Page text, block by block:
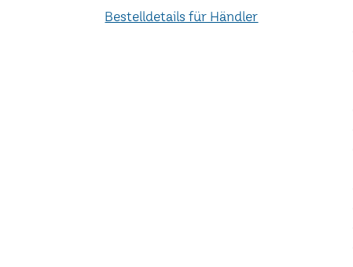
Bestelldetails für Händler